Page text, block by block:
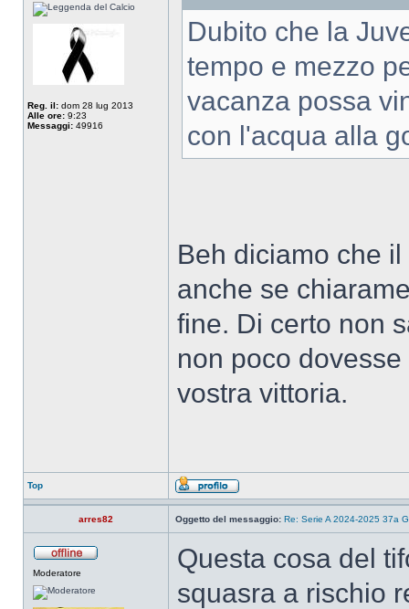
Reg. il: dom 28 lug 2013
Alle ore: 9:23
Messaggi: 49916
Dubito che la
tempo e mezzo
vacanza possa
con l'acqua alla
Beh diciamo che
anche se
fine. Di certo non
non poco
vostra vittoria.
Top
arres82 Oggetto del messaggio: Re: Serie A 2024-2025 37a
Moderatore
Questa cosa del
squasra a rischio